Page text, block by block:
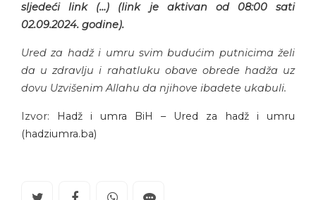
sljedeći link (…) (link je aktivan od 08:00 sati
02.09.2024. godine).
Ured za hadž i umru svim budućim putnicima želi
da u zdravlju i rahatluku obave obrede hadža uz
dovu Uzvišenim Allahu da njihove ibadete ukabuli.
Izvor: Hadž i umra BiH – Ured za hadž i umru
(hadziumra.ba)